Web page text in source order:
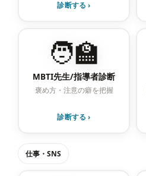
診断する ›
🧑‍🏫
MBTI先生/指導者診断
褒め方・注意の癖を把握
診断する ›
仕事・SNS